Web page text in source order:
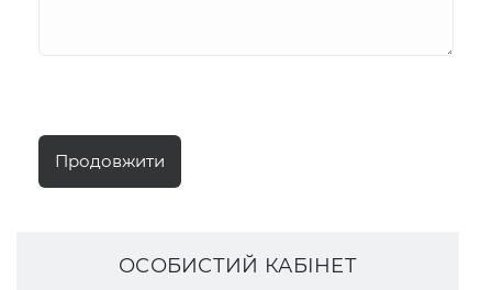
Продовжити
ОСОБИСТИЙ КАБІНЕТ